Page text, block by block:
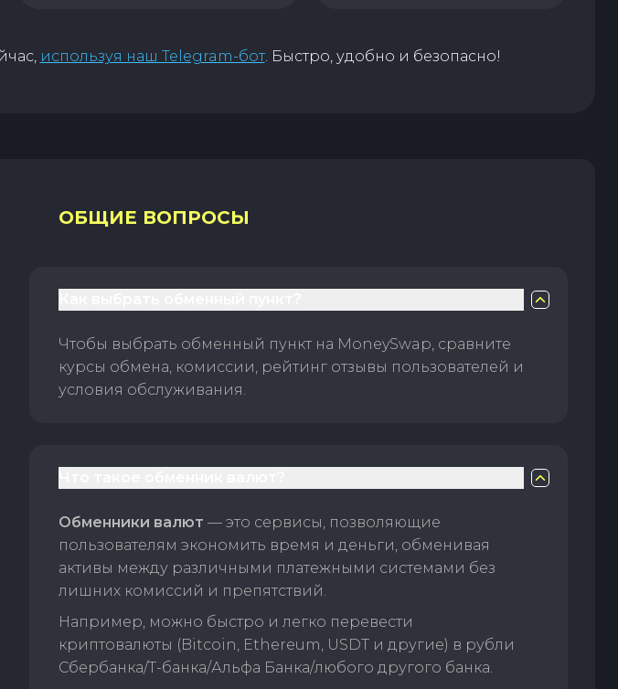
используя наш Telegram-бот. Быстро, удобно и безопасно!
ОБЩИЕ ВОПРОСЫ
Чтобы выбрать обменный пункт на MoneySwap, сравните
курсы обмена, комиссии, рейтинг отзывы пользователей и
условия обслуживания.
Обменники валют — это сервисы, позволяющие
пользователям экономить время и деньги, обменивая
активы между различными платежными системами без
лишних комиссий и препятствий.
Например, можно быстро и легко перевести
криптовалюты (Bitcoin, Ethereum, USDT и другие) в рубли
Сбербанка/Т-банка/Альфа Банка/любого другого банка.